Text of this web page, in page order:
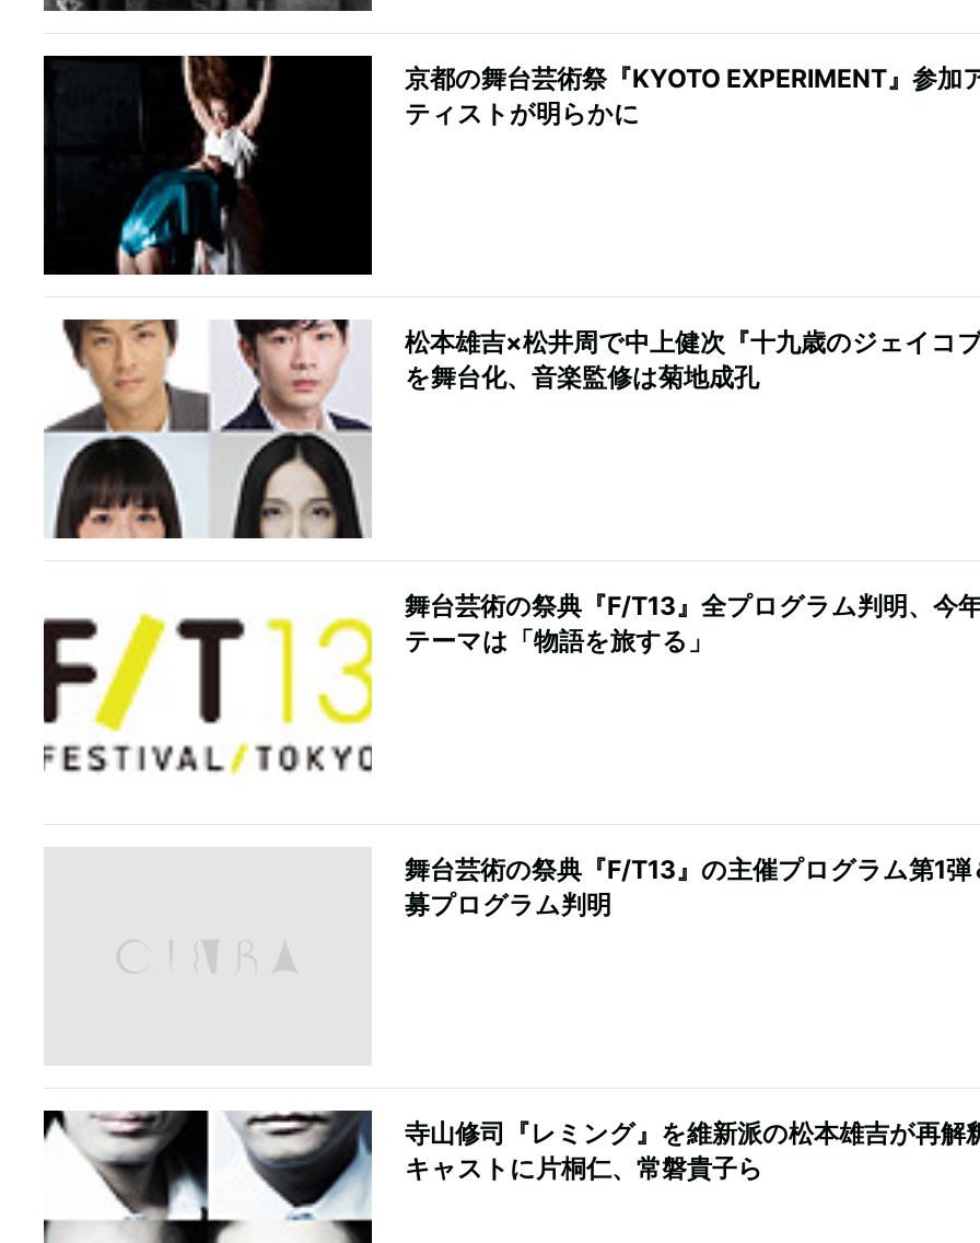
京都の舞台芸術祭『KYOTO EXPERIMENT』参加
ティストが明らかに
松本雄吉×松井周で中上健次『十九歳のジェイコブ
を舞台化、音楽監修は菊地成孔
舞台芸術の祭典『F/T13』全プログラム判明、今
テーマは「物語を旅する」
舞台芸術の祭典『F/T13』の主催プログラム第1弾
募プログラム判明
寺山修司『レミング』を維新派の松本雄吉が再解
キャストに片桐仁、常磐貴子ら